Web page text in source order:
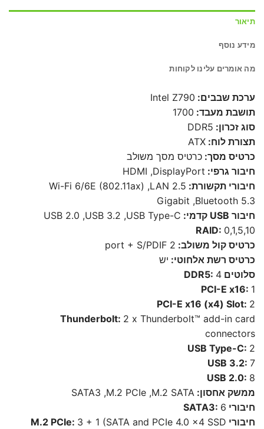
תיאור
מידע נוסף
מה אומרים עלינו לקוחות
ערכת שבבים: Intel Z790
תושבת מעבד: 1700
סוג זכרון: DDR5
תצורת לוח: ATX
כרטיס מסך: כרטיס מסך משולב
חיבור גרפי: HDMI ,DisplayPort
חיבורי תקשורת: Wi-Fi 6/6E (802.11ax) ,LAN 2.5
Gigabit ,Bluetooth 5.3
חיבור USB קדמי:
USB 2.0 ,USB 3.2 ,USB Type-C
RAID: 0,1,5,10
כרטיס קול משולב: 2 port + S/PDIF
כרטיס רשת אלחוטי: יש
סלוטים DDR5: 4
PCI-E x16: 1
PCI-E x16 (x4) Slot: 2
Thunderbolt: 2 x Thunderbolt™ add-in card
connectors
USB Type-C: 2
USB 3.2: 7
USB 2.0: 8
ממשק אחסון: SATA3 ,M.2 PCIe ,M.2 SATA
חיבורי SATA3: 6
חיבורי M.2 PCIe: 3 + 1 (SATA and PCIe 4.0 x4 SSD